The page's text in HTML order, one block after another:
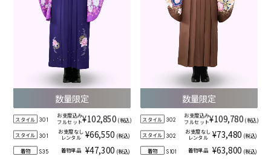
数量限定
スタイル 301
お支度込み
フルセット¥102,850 (税込)
スタイル 301
お支度なし
レンタル
¥66,550 (税込)
着物 S35 着物単品 ¥47,300 (税込)
数量限定
スタイル 302
お支度込み
フルセット¥109,780 (税込)
スタイル 302
お支度なし
レンタル ¥73,480 (税込)
着物 S101 着物単品 ¥63,800 (税込)